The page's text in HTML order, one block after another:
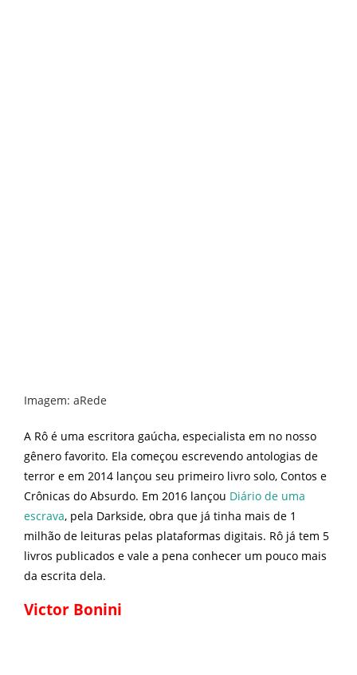
Imagem: aRede
A Rô é uma escritora gaúcha, especialista em no nosso
gênero favorito. Ela começou escrevendo antologias de
terror e em 2014 lançou seu primeiro livro solo, Contos e
Crônicas do Absurdo. Em 2016 lançou Diário de uma
escrava, pela Darkside, obra que já tinha mais de 1
milhão de leituras pelas plataformas digitais. Rô já tem 5
livros publicados e vale a pena conhecer um pouco mais
da escrita dela.
Victor Bonini